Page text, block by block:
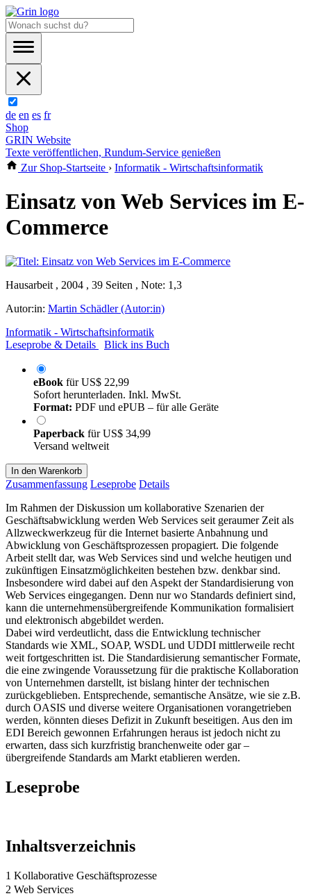
de en es fr
Shop
GRIN Website
Texte veröffentlichen, Rundum-Service genießen
Zur Shop-Startseite › Informatik - Wirtschaftsinformatik
Einsatz von Web Services im E-
Commerce
Hausarbeit , 2004 , 39 Seiten , Note: 1,3
Autor:in: Martin Schädler (Autor:in)
Informatik - Wirtschaftsinformatik
Leseprobe & Details
Blick ins Buch
eBook fürUS$ 22,99
Sofort herunterladen. Inkl. MwSt.
Format: PDF und ePUB – für alle Geräte
Paperback fürUS$ 34,99
Versand weltweit
In den Warenkorb
Zusammenfassung Leseprobe Details
Im Rahmen der Diskussion um kollaborative Szenarien der
Geschäftsabwicklung werden Web Services seit geraumer Zeit als
Allzweckwerkzeug für die Internet basierte Anbahnung und
Abwicklung von Geschäftsprozessen propagiert. Die folgende
Arbeit stellt dar, was Web Services sind und welche heutigen und
zukünftigen Einsatzmöglichkeiten bestehen bzw. denkbar sind.
Insbesondere wird dabei auf den Aspekt der Standardisierung von
Web Services eingegangen. Denn nur wo Standards definiert sind,
kann die unternehmensübergreifende Kommunikation formalisiert
und elektronisch abgebildet werden.
Dabei wird verdeutlicht, dass die Entwicklung technischer
Standards wie XML, SOAP, WSDL und UDDI mittlerweile recht
weit fortgeschritten ist. Die Standardisierung semantischer Formate,
die eine zwingende Voraussetzung für die praktische Kollaboration
von Unternehmen darstellt, ist bislang hinter der technischen
zurückgeblieben. Entsprechende, semantische Ansätze, wie sie z.B.
durch OASIS und diverse weitere Organisationen vorangetrieben
werden, könnten dieses Defizit in Zukunft beseitigen. Aus den im
EDI Bereich gewonnen Erfahrungen heraus ist jedoch nicht zu
erwarten, dass sich kurzfristig branchenweite oder gar –
übergreifende Standards am Markt etablieren werden.
Leseprobe
Inhaltsverzeichnis
1 Kollaborative Geschäftsprozesse
2 Web Services